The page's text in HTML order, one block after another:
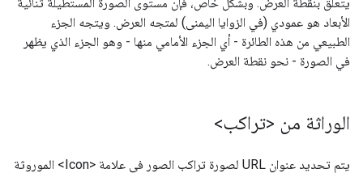
الأبعاد هو عمودي (في الزوايا اليمنى) لمتجه العرض. ويتجه الجزء
الطبيعي من هذه الطائرة - أي الجزء الأمامي منها - وهو الجزء الذي يظهر
في الصورة - نحو نقطة العرض.
الوراثة من <تراكب>
يتم تحديد عنوان URL لصورة تراكب الصور في علامة <Icon> الموروثة